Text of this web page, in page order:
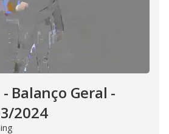
Balanço Geral -
2024